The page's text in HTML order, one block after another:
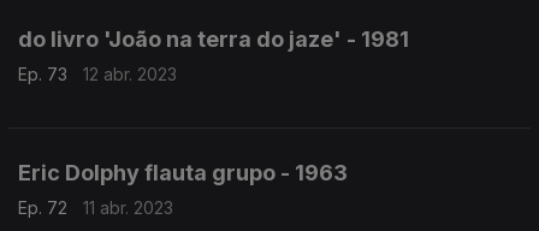
do livro 'João na terra do jaze' - 1981
Ep. 73 12 abr. 2023
Eric Dolphy flauta grupo - 1963
Ep. 72 11 abr. 2023